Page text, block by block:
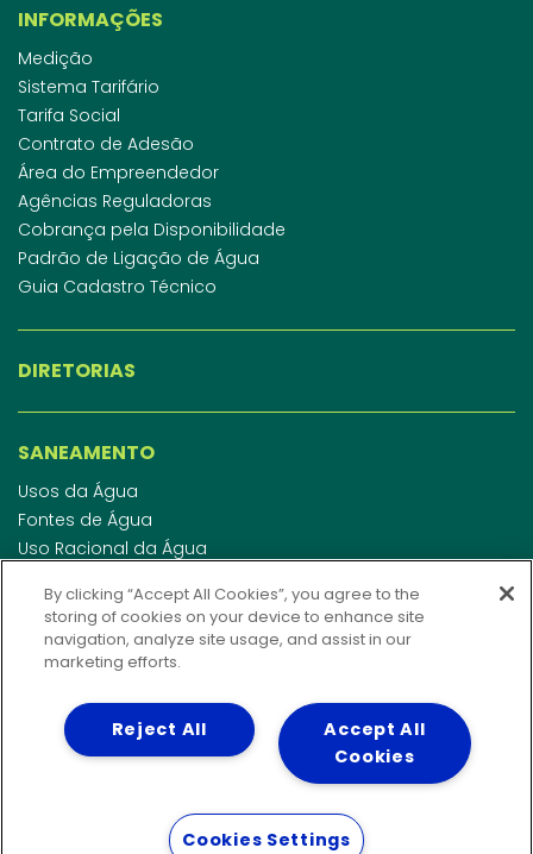
INFORMAÇÕES
Medição
Sistema Tarifário
Tarifa Social
Contrato de Adesão
Área do Empreendedor
Agências Reguladoras
Cobrança pela Disponibilidade
Padrão de Ligação de Água
Guia Cadastro Técnico
DIRETORIAS
SANEAMENTO
Usos da Água
Fontes de Água
Uso Racional da Água
Esgotamento Sanitário
Regulamento de Água e Esgoto
Indicadores de qualidade da água
INVESTIDORES
By clicking “Accept All Cookies”, you agree to the
storing of cookies on your device to enhance site
navigation, analyze site usage, and assist in our
marketing efforts.
Accept All
Cookies
Reject All
Cookies Settings